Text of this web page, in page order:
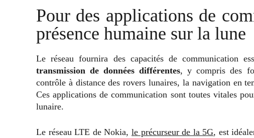
Pour des applications de
présence humaine sur la lune
Le réseau fournira des capacités de communication
transmission de données différentes, y compris des
contrôle à distance des rovers lunaires, la navigation en
Ces applications de communication sont toutes vitales
lunaire.
Le réseau LTE de Nokia, le précurseur de la 5G, est